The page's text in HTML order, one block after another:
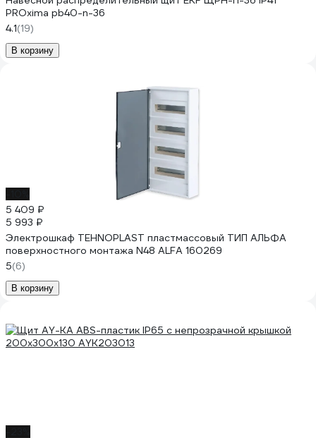
PROxima pb40-n-36
4.1(19)
В корзину
5 409 ₽
5 993 ₽
Электрошкаф TEHNOPLAST пластмассовый ТИП АЛЬФА
поверхностного монтажа N48 ALFA 160269
5(6)
В корзину